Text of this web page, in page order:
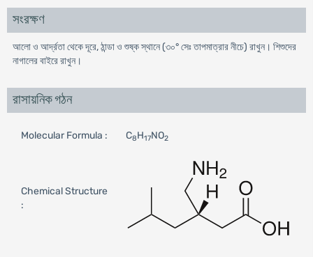
সংরক্ষণ
আলো ও আর্দ্রতা থেকে দূরে, ঠান্ডা ও শুষ্ক স্থানে (৩০° সেঃ তাপমাত্রার নীচে) রাখুন। শিশুদের
নাগালের বাইরে রাখুন।
রাসায়নিক গঠন
Molecular Formula : C8H17NO2
Chemical Structure
: